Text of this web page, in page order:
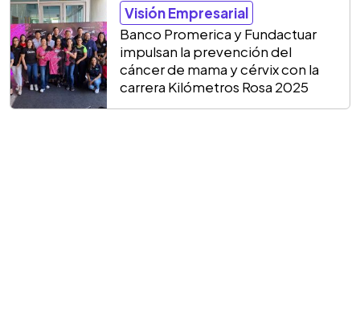
Visión Empresarial
Banco Promerica y Fundactuar
impulsan la prevención del
cáncer de mama y cérvix con la
carrera Kilómetros Rosa 2025